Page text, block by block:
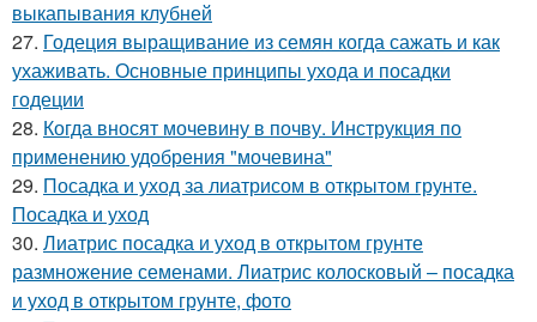
выкапывания клубней
27. Годеция выращивание из семян когда сажать и как
ухаживать. Основные принципы ухода и посадки
годеции
28. Когда вносят мочевину в почву. Инструкция по
применению удобрения "мочевина"
29. Посадка и уход за лиатрисом в открытом грунте.
Посадка и уход
30. Лиатрис посадка и уход в открытом грунте
размножение семенами. Лиатрис колосковый – посадка
и уход в открытом грунте, фото